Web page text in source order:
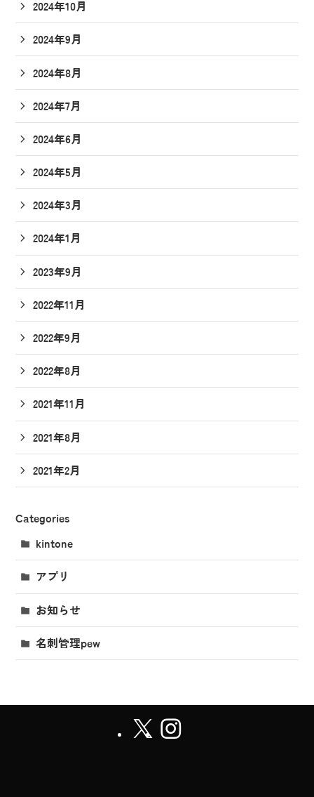
2024年10月
2024年9月
2024年8月
2024年7月
2024年6月
2024年5月
2024年3月
2024年1月
2023年9月
2022年11月
2022年9月
2022年8月
2021年11月
2021年8月
2021年2月
Categories
kintone
アプリ
お知らせ
名刺管理pew